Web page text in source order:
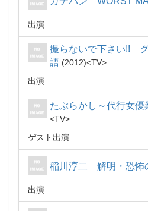
出演
撮らないで下さい!!
語
2012
TV
出演
たぶらかし～代行女優
TV
ゲスト出演
稲川淳二 解明・恐怖
出演